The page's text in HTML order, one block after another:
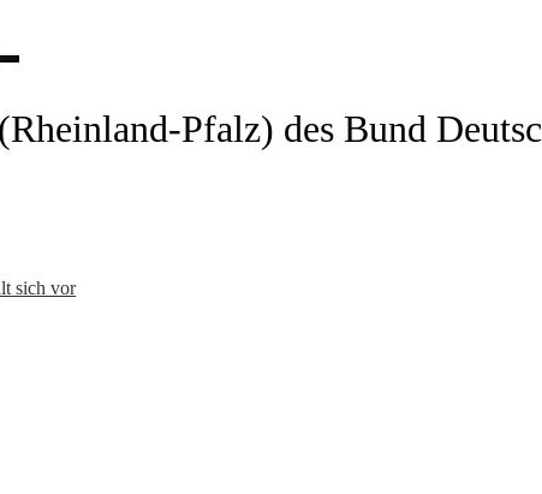
Suchen …
Pfalz) des Bund
…
sich vor